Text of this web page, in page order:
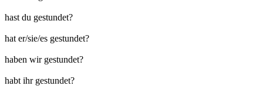
hast du gestundet?
hat er/sie/es gestundet?
haben wir gestundet?
habt ihr gestundet?